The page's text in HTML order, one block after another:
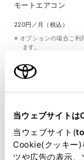
当ウェブサイトは
当ウェブサイト(
Cookie(クッキー)
ツや広告の表示
モートエアコン
220円／月（税込）
オプションの​場合ご利
ます。
ドライバー毎に
を記憶して、乗車
反映